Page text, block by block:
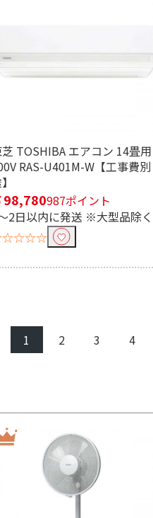
TOSHIBA エアコン 14畳用
RAS-U401M-W【工事費別
98,780987ポイント
2日以内に発送 ※大型品除く
1 2 3 4